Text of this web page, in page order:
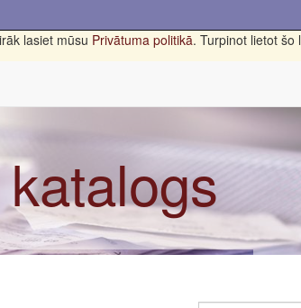
lasiet mūsu Privātuma politikā. Turpinot lietot šo